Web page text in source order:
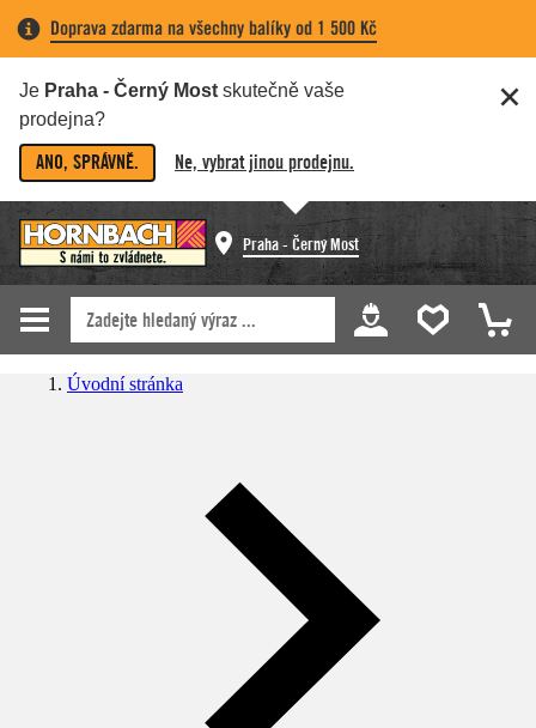
Doprava zdarma na všechny balíky od 1 500 Kč
Je Praha - Černý Most skutečně vaše
prodejna?
ANO, SPRÁVNĚ. Ne, vybrat jinou prodejnu.
Praha - Černý Most
Úvodní stránka